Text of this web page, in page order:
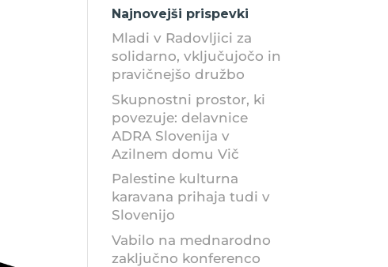
Najnovejši prispevki
Mladi v Radovljici za
solidarno, vključujočo in
pravičnejšo družbo
Skupnostni prostor, ki
povezuje: delavnice
ADRA Slovenija v
Azilnem domu Vič
Palestine kulturna
karavana prihaja tudi v
Slovenijo
Vabilo na mednarodno
zaključno konferenco